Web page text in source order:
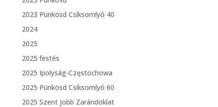
2023 Pünkösd Csíksomlyó 40
2024
2025
2025 festés
2025 Ipolyság-Częstochowa
2025 Pünkösd Csíksomlyó 60
2025 Szent Jobb Zarándoklat